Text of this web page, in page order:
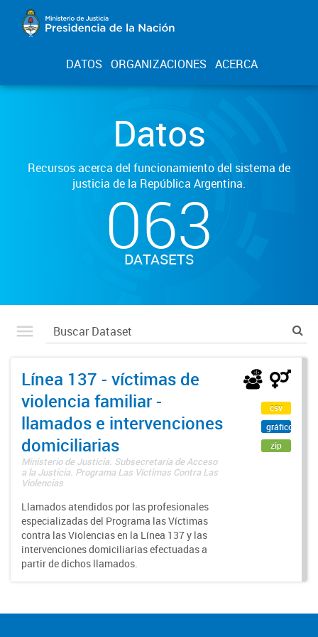
DATOS ORGANIZACIONES ACERCA
Datos
Recursos acerca del funcionamiento del sistema de
justicia de la República Argentina.
063
DATASETS
Línea 137 - víctimas de
violencia familiar -
llamados e intervenciones
domiciliarias
Ministerio de Justicia. Subsecretaría de Acceso
a la Justicia. Programa Las Víctimas Contra Las
Violencias
Llamados atendidos por las profesionales
especializadas del Programa las Víctimas
contra las Violencias en la Línea 137 y las
intervenciones domiciliarias efectuadas a
partir de dichos llamados.
csv
gráfico
zip